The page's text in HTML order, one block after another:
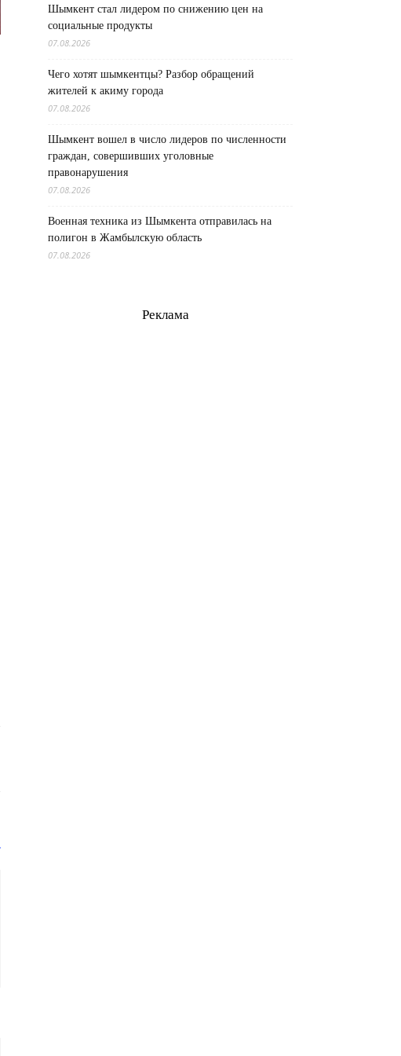
Шымкент стал лидером по снижению цен на
социальные продукты
07.08.2026
Чего хотят шымкентцы? Разбор обращений
жителей к акиму города
07.08.2026
Шымкент вошел в число лидеров по численности
граждан, совершивших уголовные
правонарушения
07.08.2026
Военная техника из Шымкента отправилась на
полигон в Жамбылскую область
07.08.2026
Реклама